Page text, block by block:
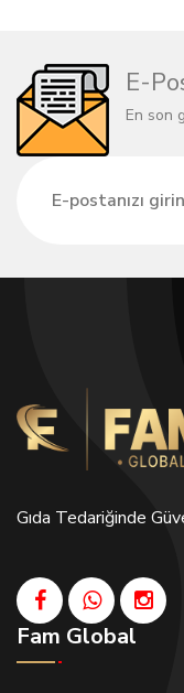
E-
En son
Gıda Tedariğinde
Fam Global